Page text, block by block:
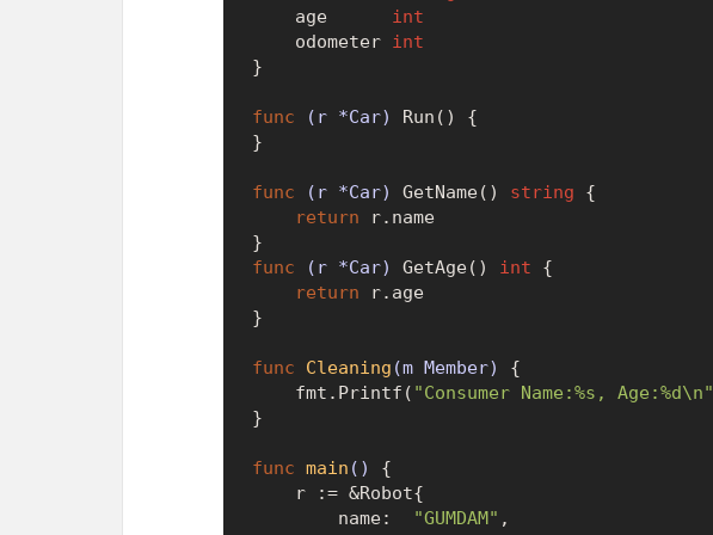
	age
int
	odometer
int
}
func (r *Car)
Run() {
}
func (r *Car) GetName() string {
return r.name
func
(r *Car) GetAge() int {
return r.age
}
func Cleaning (m Member)
{
	fmt.Printf(
"Consumer Name:%s, Age:%d\n"
}
func main ()
{
		name:
"GUMDAM" ,